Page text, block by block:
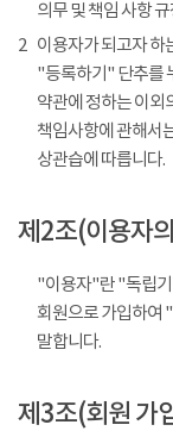
의무 및 책임 사항
2 이용자가 되고자 하
"등록하기" 단추를
약관에 정하는 이외
책임사항에 관해서
상관습에 따릅니다.
제2조(이용자
"이용자"란 "독립
회원으로 가입하여
말합니다.
제3조(회원 가